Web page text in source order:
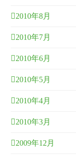
2010年8月
2010年7月
2010年6月
2010年5月
2010年4月
2010年3月
2009年12月